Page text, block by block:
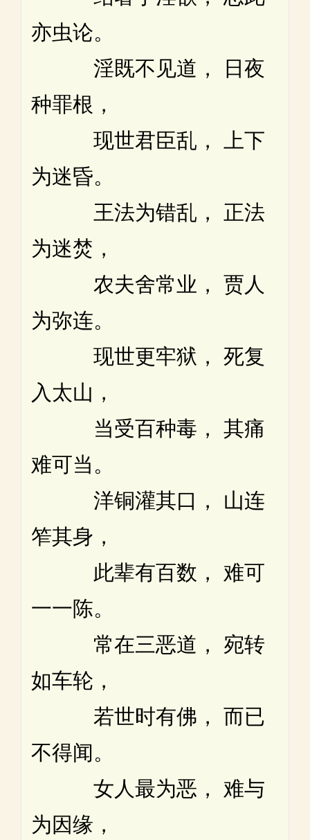
亦虫论。
淫既不见道， 日夜
种罪根，
现世君臣乱， 上下
为迷昏。
王法为错乱， 正法
为迷焚，
农夫舍常业， 贾人
为弥连。
现世更牢狱， 死复
入太山，
当受百种毒， 其痛
难可当。
洋铜灌其口， 山连
笮其身，
此辈有百数， 难可
一一陈。
常在三恶道， 宛转
如车轮，
若世时有佛， 而已
不得闻。
女人最为恶， 难与
为因缘，